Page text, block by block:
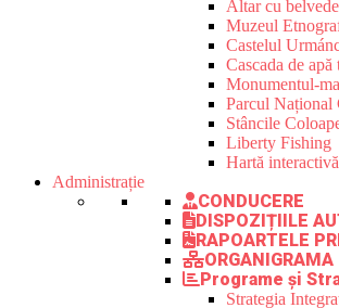
Altar cu
Muzeul
Castelul
Cascada de
Monumentul-
Parcul Național
Stâncile
Liberty Fishing
Hartă
Administrație
CONDUCERE
DISPOZIȚIILE
RAPOARTELE
ORGANIGRAMA
Programe și
Strategia